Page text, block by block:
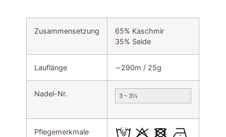
Zusammensetzung
65% Kaschmir
35% Seide
Lauflänge ∼290m / 25g
Nadel-Nr. 3 – 3½
Pflegemerkmale